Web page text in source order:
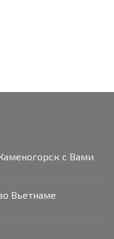
с Вами
Вьетнаме